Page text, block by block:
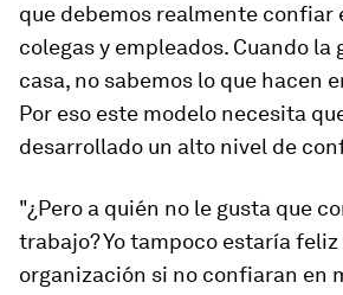
que debemos realmente confiar
colegas y empleados. Cuando la
casa, no sabemos lo que hacen
Por eso este modelo necesita
desarrollado un alto nivel de
"¿Pero a quién no le gusta que
trabajo? Yo tampoco estaría feliz
organización si no confiaran en